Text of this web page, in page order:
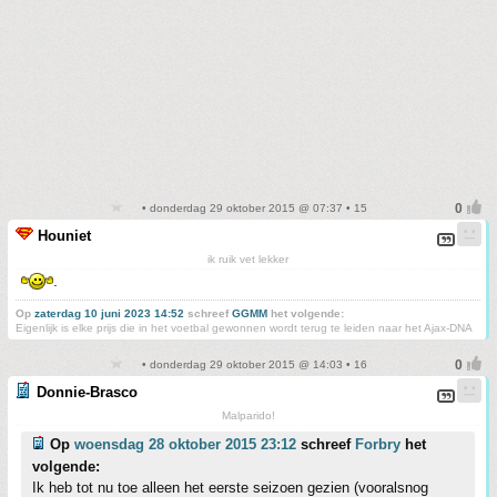
• donderdag 29 oktober 2015 @ 07:37 • 15
Houniet
ik ruik vet lekker
Op zaterdag 10 juni 2023 14:52 schreefGGMM het volgende:
Eigenlijk is elke prijs die in het voetbal gewonnen wordt terug te leiden naar het Ajax-DNA
• donderdag 29 oktober 2015 @ 14:03 • 16
Donnie-Brasco
Malparido!
Op woensdag 28 oktober 2015 23:12 schreef Forbry het
volgende:
Ik heb tot nu toe alleen het eerste seizoen gezien (vooralsnog